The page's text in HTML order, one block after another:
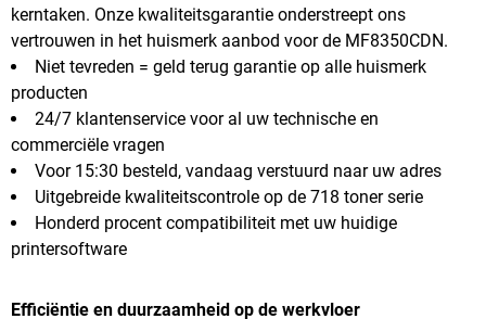
kerntaken. Onze kwaliteitsgarantie onderstreept ons
vertrouwen in het huismerk aanbod voor de MF8350CDN.
Niet tevreden = geld terug garantie op alle huismerk
producten
24/7 klantenservice voor al uw technische en
commerciële vragen
Voor 15:30 besteld, vandaag verstuurd naar uw adres
Uitgebreide kwaliteitscontrole op de 718 toner serie
Honderd procent compatibiliteit met uw huidige
printersoftware
Efficiëntie en duurzaamheid op de werkvloer